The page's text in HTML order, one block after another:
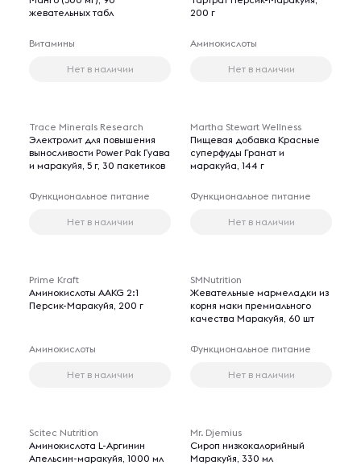
жевательных табл
Витамины
Нет в наличии
200 г
Аминокислоты
Нет в наличии
Trace Minerals Research
Электролит для повышения
выносливости Power Pak Гуава
и маракуйя, 5 г, 30 пакетиков
Функциональное питание
Нет в наличии
Martha Stewart Wellness
Пищевая добавка Красные
суперфуды Гранат и
маракуйа, 144 г
Функциональное питание
Нет в наличии
Prime Kraft
Аминокислоты AAKG 2:1
Персик-Маракуйя, 200 г
Аминокислоты
Нет в наличии
SMNutrition
Жевательные мармеладки из
корня маки премиального
качества Маракуйя, 60 шт
Функциональное питание
Нет в наличии
Scitec Nutrition
Аминокислота L-Аргинин
Апельсин-маракуйя, 1000 мл
Mr. Djemius
Сироп низкокалорийный
Маракуйя, 330 мл